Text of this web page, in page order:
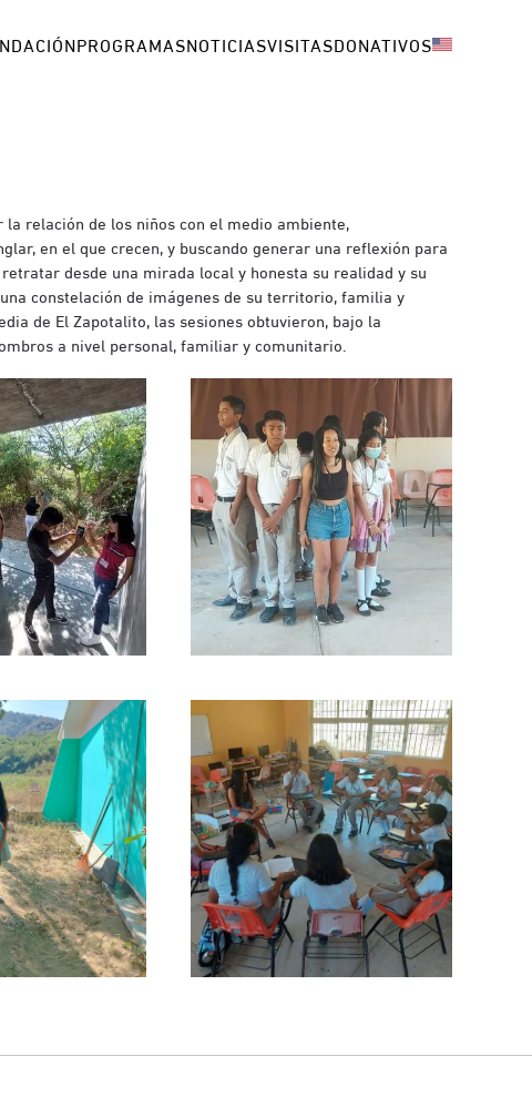
PROGRAMASNOTICIASVISITASDONATIVOS
relación de los niños con el medio ambiente,
en el que crecen, y buscando generar una reflexión para
desde una mirada local y honesta su realidad y su
constelación de imágenes de su territorio, familia y
de El Zapotalito, las sesiones obtuvieron, bajo la
a nivel personal, familiar y comunitario.